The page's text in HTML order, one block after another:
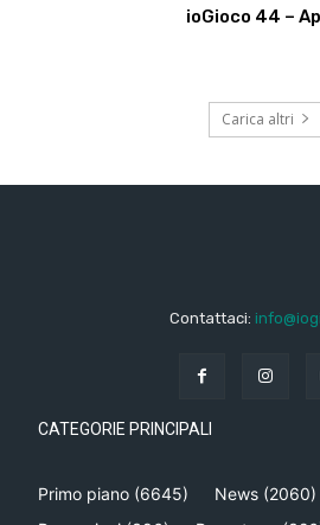
ioGioco 44 –
Carica altri
Contattaci:
CATEGORIE PRINCIPALI
Primo piano (6645) News (2060)